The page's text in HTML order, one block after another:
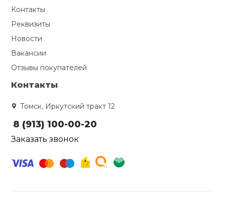
Контакты
Реквизиты
Новости
Вакансии
Отзывы покупателей
Контакты
Томск, Иркутский тракт 12
8 (913) 100-00-20
Заказать звонок